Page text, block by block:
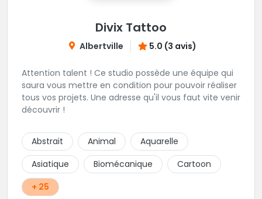
Divix Tattoo
Albertville 5.0 (3 avis)
Attention talent ! Ce studio possède une équipe qui
saura vous mettre en condition pour pouvoir réaliser
tous vos projets. Une adresse qu'il vous faut vite venir
découvrir !
Abstrait Animal
Aquarelle
Asiatique
Biomécanique
Cartoon
+ 25